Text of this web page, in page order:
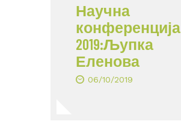
Научна
конференција
2019:Љупка
Еленова
06/10/2019